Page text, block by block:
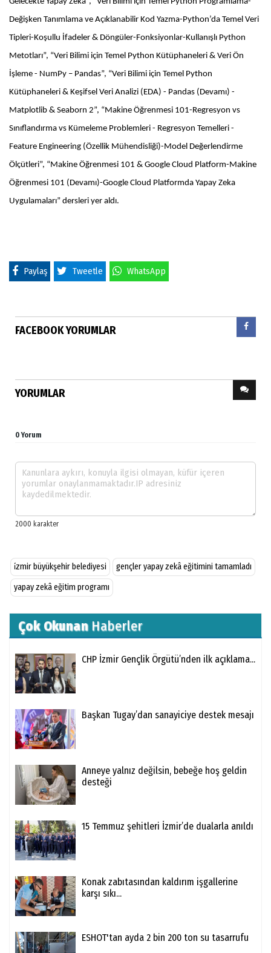
Değişken Tanımlama ve Açıklanabilir Kod Yazma-Python’da Temel Veri
Tipleri-Koşullu İfadeler & Döngüler-Fonksiyonlar-Kullanışlı Python
Metotları”, “Veri Bilimi için Temel Python Kütüphaneleri & Veri Ön
İşleme - NumPy – Pandas”, “Veri Bilimi için Temel Python
Kütüphaneleri & Keşifsel Veri Analizi (EDA) - Pandas (Devamı) -
Matplotlib & Seaborn 2”, “Makine Öğrenmesi 101-Regresyon vs
Sınıflandırma vs Kümeleme Problemleri - Regresyon Temelleri -
Feature Engineering (Özellik Mühendisliği)-Model Değerlendirme
Ölçütleri”, “Makine Öğrenmesi 101 & Google Cloud Platform-Makine
Öğrenmesi 101 (Devamı)-Google Cloud Platformda Yapay Zeka
Uygulamaları” dersleri yer aldı.
Paylaş Tweetle WhatsApp
FACEBOOK YORUMLAR
YORUMLAR
0 Yorum
i̇zmir büyükşehir belediyesi
gençler yapay zekâ eğitimini tamamladı
yapay zekâ eğitim programı
Çok OkunanHaberler
CHP İzmir Gençlik Örgütü’nden ilk açıklama...
Başkan Tugay’dan sanayiciye destek mesajı
Anneye yalnız değilsin, bebeğe hoş geldin
desteği
15 Temmuz şehitleri İzmir’de dualarla anıldı
Konak zabıtasından kaldırım işgallerine
karşı sıkı...
ESHOT'tan ayda 2 bin 200 ton su tasarrufu